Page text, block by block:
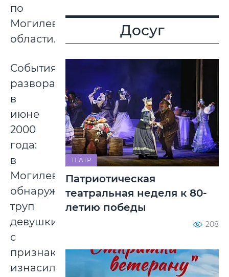
по
Могилевской
области.
События
разворачивались
в
июне
2000
года:
в
Могилеве
обнаружили
труп
девушки
c
признаками
изнасилования
Досуг
ТЕАТР
Патриотическая
театральная неделя к 80-
летию победы
208